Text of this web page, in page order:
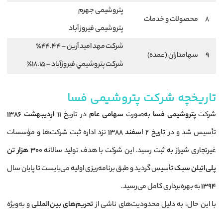
8 محصولات و خدمات
پتروشیمی جهرم
پتروشیمی فیروز آباد
9 سهامداران (عمده)
شركت مهد اميد آرين – 44.44٪
شركت پتروشيمي فيروزآباد – 18.15٪
تاریخچه شرکت پتروشیمی فسا
شرکتپتروشیمی فسا به‌صورت سهامی عام در تاریخ ۱۱ اردیبهشت ۱۳۸۶
تأسیس شد و در تاریخ ۲ اسفند ۱۳۸۸
نزد اداره ثبت شرکت‌ها و مؤسسات
غیرتجاری شیراز به ثبت رسید. این شرکت با هدف تولید سالانه
۳۰۰ هزار تن
پلی‌اتیلن سبکتأسیس گردید و طبق برنامه‌ریزی اولیه می‌بایست تا پایان سال
۱۳۹۴به بهره‌برداری کامل می‌رسید.
با این حال، به دلیل محدودیت‌های ناشی ازتحریم‌های بین‌المللیو به‌ویژه